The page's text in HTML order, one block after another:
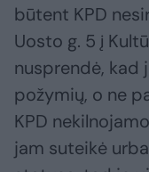
būtent KPD
Uosto g. 5 į
nusprendė, kad
požymių, o ne
KPD
jam suteikė